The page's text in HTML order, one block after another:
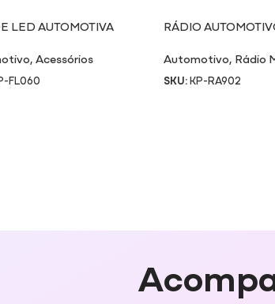
LED AUTOMOTIVA
,Acessórios
FL060
RÁDIO
Automotivo, Rádio
SKU:KP-RA902